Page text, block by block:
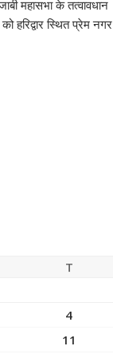
महासभा के तत्वावधान
स्थित प्रेम नगर
T
4
11